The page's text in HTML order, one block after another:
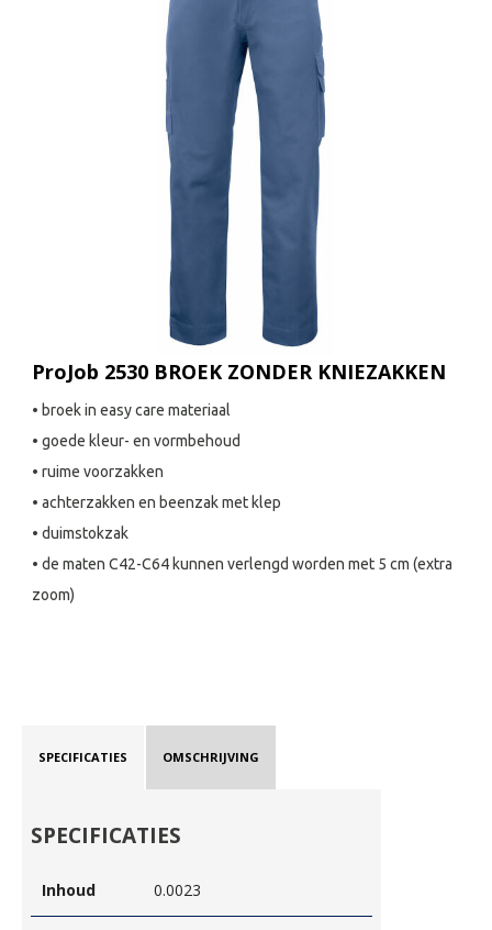
ProJob 2530 BROEK ZONDER KNIEZAKKEN
• broek in easy care materiaal
• goede kleur- en vormbehoud
• ruime voorzakken
• achterzakken en beenzak met klep
• duimstokzak
• de maten C42-C64 kunnen verlengd worden met 5 cm (extra
zoom)
SPECIFICATIES OMSCHRIJVING
SPECIFICATIES
Inhoud 0.0023